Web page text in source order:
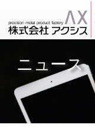
ニュース